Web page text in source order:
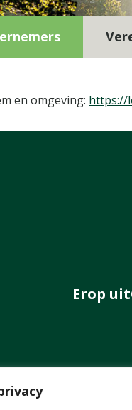
en omgeving: https://
Erop uit